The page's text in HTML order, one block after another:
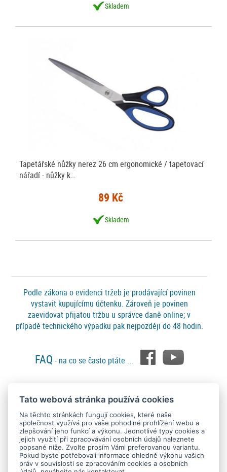
Skladem
Tapetářské nůžky nerez 26 cm ergonomické / tapetovací
nářadí - nůžky k…
89 Kč
Skladem
Podle zákona o evidenci tržeb je prodávající povinen
vystavit kupujícímu účtenku. Zároveň je povinen
zaevidovat přijatou tržbu u správce daně online; v
případě technického výpadku pak nejpozději do 48 hodin.
FAQ - na co se často ptáte ...
Platební metody
Tato webová stránka používá cookies
Na těchto stránkách fungují cookies, které naše
společnost využívá pro vaše pohodlné prohlížení webu a
zlepšování jeho funkcí a výkonu. Jednotlivé typy cookies a
jejich využití při zpracovávání osobních údajů naleznete
popsané níže. Zvolte prosím Vámi preferovanou variantu.
Pokud byste potřebovali informace ohledně výkonu vašich
práv v souvislosti se zpracováním cookies a osobních